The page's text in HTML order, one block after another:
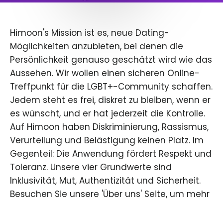
Himoon's Mission ist es, neue Dating-
Möglichkeiten anzubieten, bei denen die
Persönlichkeit genauso geschätzt wird wie das
Aussehen. Wir wollen einen sicheren Online-
Treffpunkt für die LGBT+-Community schaffen.
Jedem steht es frei, diskret zu bleiben, wenn er
es wünscht, und er hat jederzeit die Kontrolle.
Auf Himoon haben Diskriminierung, Rassismus,
Verurteilung und Belästigung keinen Platz. Im
Gegenteil: Die Anwendung fördert Respekt und
Toleranz. Unsere vier Grundwerte sind
Inklusivität, Mut, Authentizität und Sicherheit.
Besuchen Sie unsere 'Über uns' Seite, um mehr